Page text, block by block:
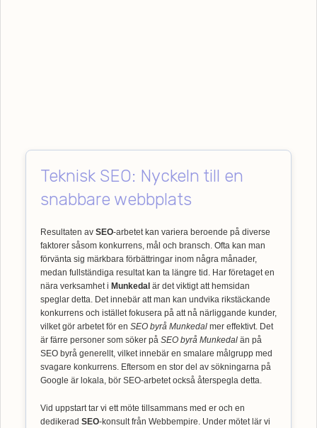
Teknisk SEO: Nyckeln till en
snabbare webbplats
Resultaten av SEO-arbetet kan variera beroende på diverse
faktorer såsom konkurrens, mål och bransch. Ofta kan man
förvänta sig märkbara förbättringar inom några månader,
medan fullständiga resultat kan ta längre tid. Har företaget en
nära verksamhet i Munkedal är det viktigt att hemsidan
speglar detta. Det innebär att man kan undvika rikstäckande
konkurrens och istället fokusera på att nå närliggande kunder,
vilket gör arbetet för en SEO byrå Munkedal mer effektivt. Det
är färre personer som söker på SEO byrå Munkedal än på
SEO byrå generellt, vilket innebär en smalare målgrupp med
svagare konkurrens. Eftersom en stor del av sökningarna på
Google är lokala, bör SEO-arbetet också återspegla detta.
Vid uppstart tar vi ett möte tillsammans med er och en
dedikerad SEO-konsult från Webbempire. Under mötet lär vi